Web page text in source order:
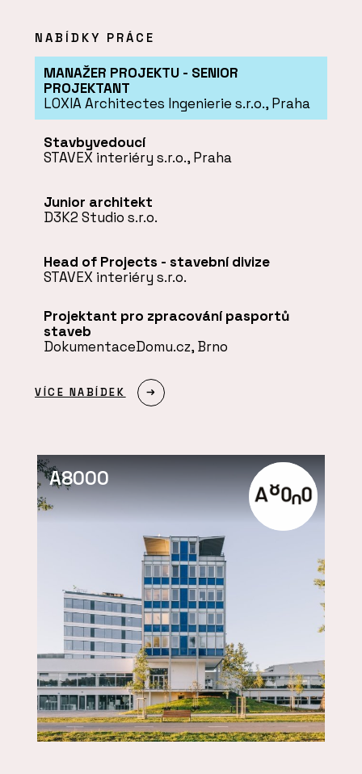
NABÍDKY PRÁCE
MANAŽER PROJEKTU - SENIOR
PROJEKTANT
LOXIA Architectes Ingenierie s.r.o., Praha
Stavbyvedoucí
STAVEX interiéry s.r.o., Praha
Junior architekt
D3K2 Studio s.r.o.
Head of Projects - stavební divize
STAVEX interiéry s.r.o.
Projektant pro zpracování pasportů
staveb
DokumentaceDomu.cz, Brno
VÍCE NABÍDEK
A8000